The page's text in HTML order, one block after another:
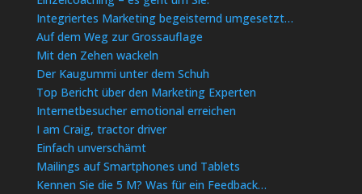
Integriertes Marketing begeisternd umgesetzt…
Auf dem Weg zur Grossauflage
Mit den Zehen wackeln
Der Kaugummi unter dem Schuh
Top Bericht über den Marketing Experten
Internetbesucher emotional erreichen
I am Craig, tractor driver
Einfach unverschämt
Mailings auf Smartphones und Tablets
Kennen Sie die 5 M? Was für ein Feedback…